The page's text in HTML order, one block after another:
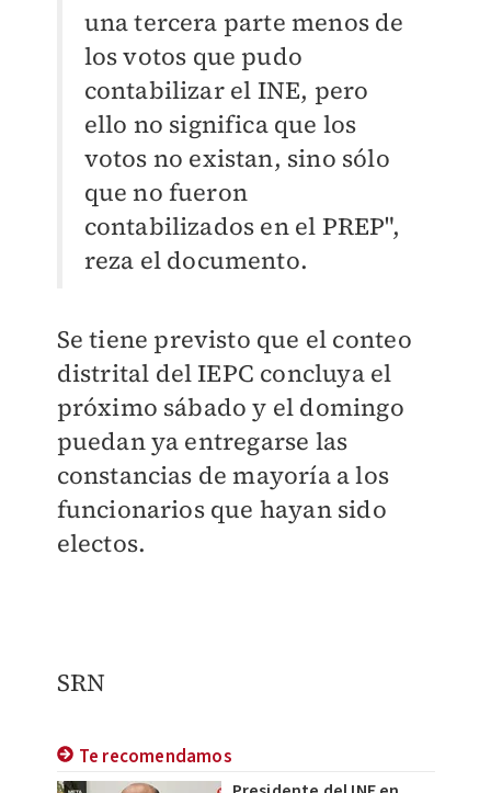
una tercera parte menos de
los votos que pudo
contabilizar el INE, pero
ello no significa que los
votos no existan, sino sólo
que no fueron
contabilizados en el PREP",
reza el documento.
Se tiene previsto que el conteo
distrital del IEPC concluya el
próximo sábado y el domingo
puedan ya entregarse las
constancias de mayoría a los
funcionarios que hayan sido
electos.
SRN
Te recomendamos